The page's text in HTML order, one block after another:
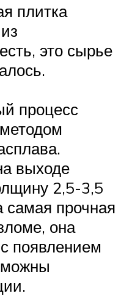
плитка
это сырье
процесс
выходе
2,5-3,5
самая прочная
она
появлением